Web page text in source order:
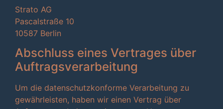
Strato AG
Pascalstraße 10
10587 Berlin
Abschluss eines Vertrages über
Auftragsverarbeitung
Um die datenschutzkonforme Verarbeitung zu
gewährleisten, haben wir einen Vertrag über